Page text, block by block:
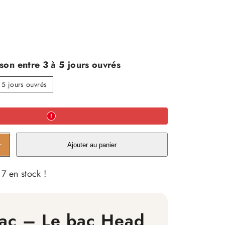
entre 3 à 5 jours ouvrés
jours ouvrés
Ajouter au panier
en stock !